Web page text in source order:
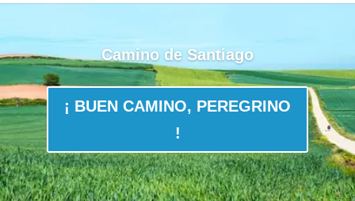
Camino de Santiago
¡ BUEN CAMINO, PEREGRINO
!